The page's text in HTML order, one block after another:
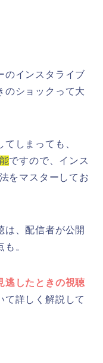
のインスタライブ
のショックって大
しまっても、
ですので、インス
をマスターしてお
は、配信者が公開
。
逃したときの視聴
て詳しく解説して